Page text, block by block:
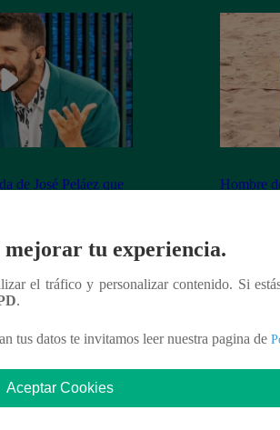
de José Peláez que
Hombre
mejorar tu experiencia.
el tráfico y personalizar contenido. Si
.
tus datos te invitamos leer nuestra pagina de
Aceptar Cookies